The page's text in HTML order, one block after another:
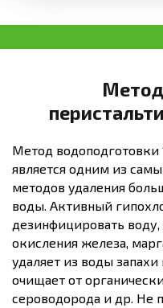
Метод водоподготовки
является одним из
методов удаления
воды. Активный
дезинфицировать
окисления железа,
удаляет из воды запахи
очищает от
сероводорода и др. Не